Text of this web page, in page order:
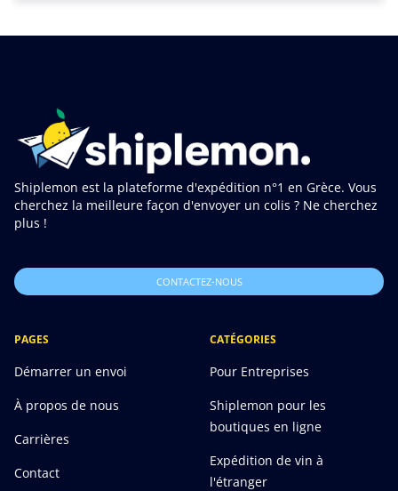
Shiplemon est la plateforme d'expédition n°1 en Grèce. Vous
cherchez la meilleure façon d'envoyer un colis ? Ne cherchez
plus !
CONTACTEZ-NOUS
PAGES
Démarrer un envoi
À propos de nous
Carrières
Contact
CATÉGORIES
Pour Entreprises
Shiplemon pour les
boutiques en ligne
Expédition de vin à
l'étranger